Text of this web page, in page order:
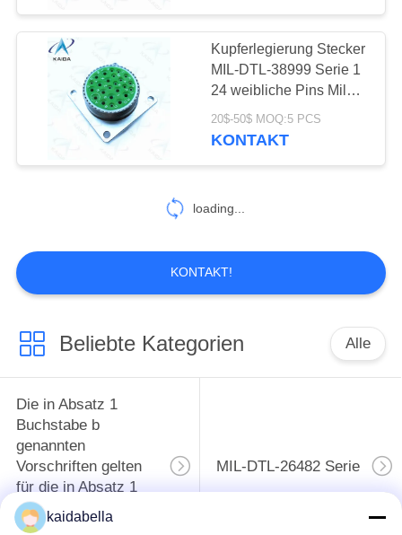
Verbindungskabel
Kundenspezifische
32
USB-
Kreislaufanschlüsse
4
Kupferlegierung Stecker
MIL-DTL-38999 Serie 1
24 weibliche Pins Mil
D38999 Steckverbinder
20$-50$ MOQ:5 PCS
KONTAKT
loading...
KONTAKT!
Beliebte Kategorien Alle
Die in Absatz 1
Buchstabe b
genannten
Vorschriften gelten
für die in Absatz 1
Buchstabe b
genannten
MIL-DTL-26482 Serie
kaidabella